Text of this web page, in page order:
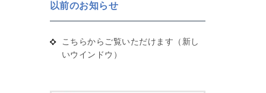
以前のお知らせ
こちらからご覧いただけます（新し
いウインドウ）